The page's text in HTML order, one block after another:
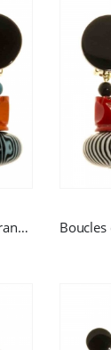
Boucles d’oreilles cheval orange et turquoise